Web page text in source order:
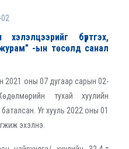
бүртгэх,
журам” -ын төсөлд санал
2021 оны 07 дугаар сарын 02-
тухай хуулийн
Уг хууль 2022 оны 01
эхэлнэ.